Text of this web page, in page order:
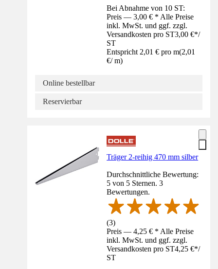
Bei Abnahme von 10 ST:
Preis — 3,00 € * Alle Preise
inkl. MwSt. und ggf. zzgl.
Versandkosten pro ST3,00 €*/
ST
Entspricht 2,01 € pro m(2,01
€/ m)
Online bestellbar
Reservierbar
Träger 2-reihig 470 mm silber
Durchschnittliche Bewertung:
5 von 5 Sternen. 3
Bewertungen.
(3)
Preis — 4,25 € * Alle Preise
inkl. MwSt. und ggf. zzgl.
Versandkosten pro ST4,25 €*/
ST